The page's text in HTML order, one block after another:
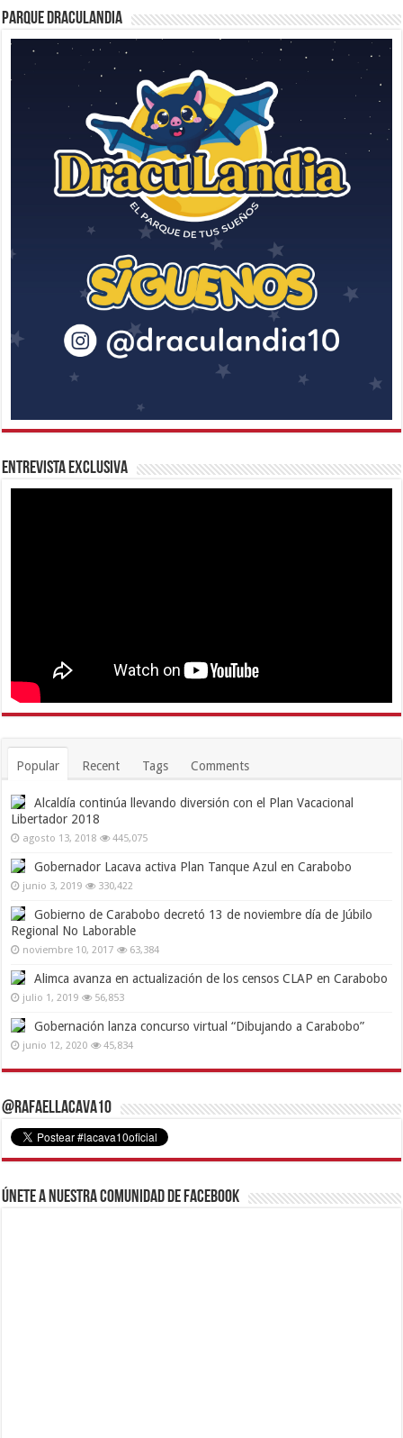
Parque Draculandia
Entrevista Exclusiva
Popular Recent Tags Comments
Alcaldía continúa llevando diversión con el Plan Vacacional
Libertador 2018
agosto 13, 2018 445,075
Gobernador Lacava activa Plan Tanque Azul en Carabobo
junio 3, 2019 330,422
Gobierno de Carabobo decretó 13 de noviembre día de Júbilo
Regional No Laborable
noviembre 10, 2017 63,384
Alimca avanza en actualización de los censos CLAP en Carabobo
julio 1, 2019 56,853
Gobernación lanza concurso virtual “Dibujando a Carabobo”
junio 12, 2020 45,834
@RafaelLacava10
Únete a nuestra comunidad de Facebook